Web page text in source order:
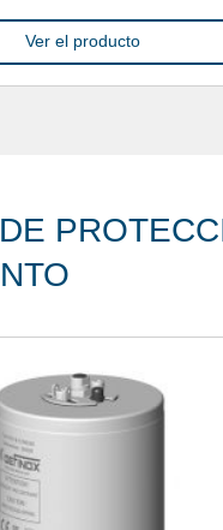
Ver el producto